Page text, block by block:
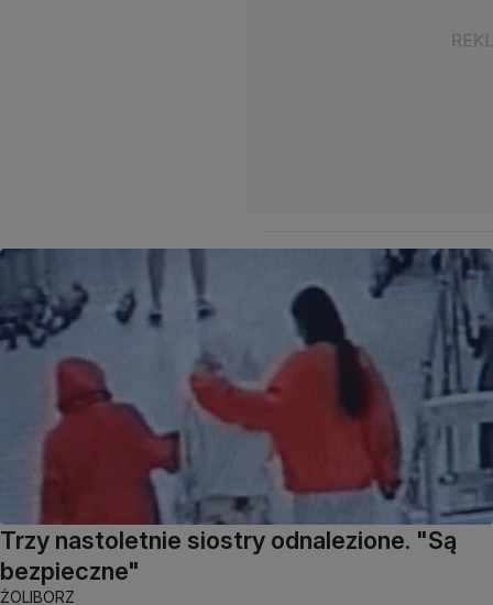
Trzy nastoletnie siostry odnalezione. "Są
bezpieczne"
ŻOLIBORZ